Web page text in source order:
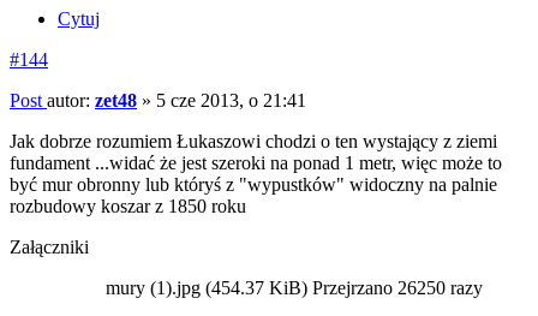
Cytuj
#144
Post autor: zet48 » 5 cze 2013, o 21:41
Jak dobrze rozumiem Łukaszowi chodzi o ten wystający z ziemi
fundament ...widać że jest szeroki na ponad 1 metr, więc może to
być mur obronny lub któryś z "wypustków" widoczny na palnie
rozbudowy koszar z 1850 roku
Załączniki
mury (1).jpg (454.37 KiB) Przejrzano 26250 razy